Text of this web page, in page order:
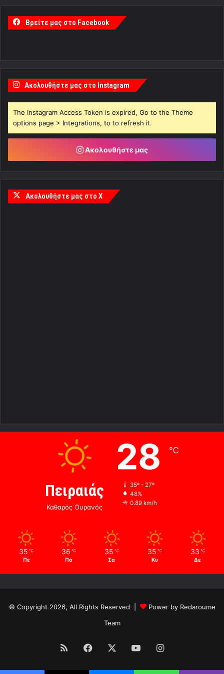
Βρείτε μας στο Facebook
Ακολουθήστε μας στο Instagram
The Instagram Access Token is expired, Go to the Theme
options page > Integrations, to to refresh it.
Ακολουθήστε μας
Ακολουθήστε μας στο X
Πειραιάς
Καθαρός Ουρανός
28 ℃
35º - 27º
48%
0.89 km/h
35 ℃
Πε
36 ℃
Πα
35 ℃
Σα
35 ℃
Κυ
33 ℃
Δε
© Copyright 2026, All Rights Reserved |
Power by Redaroume
Team
RSS Facebook YouTubeInstagram